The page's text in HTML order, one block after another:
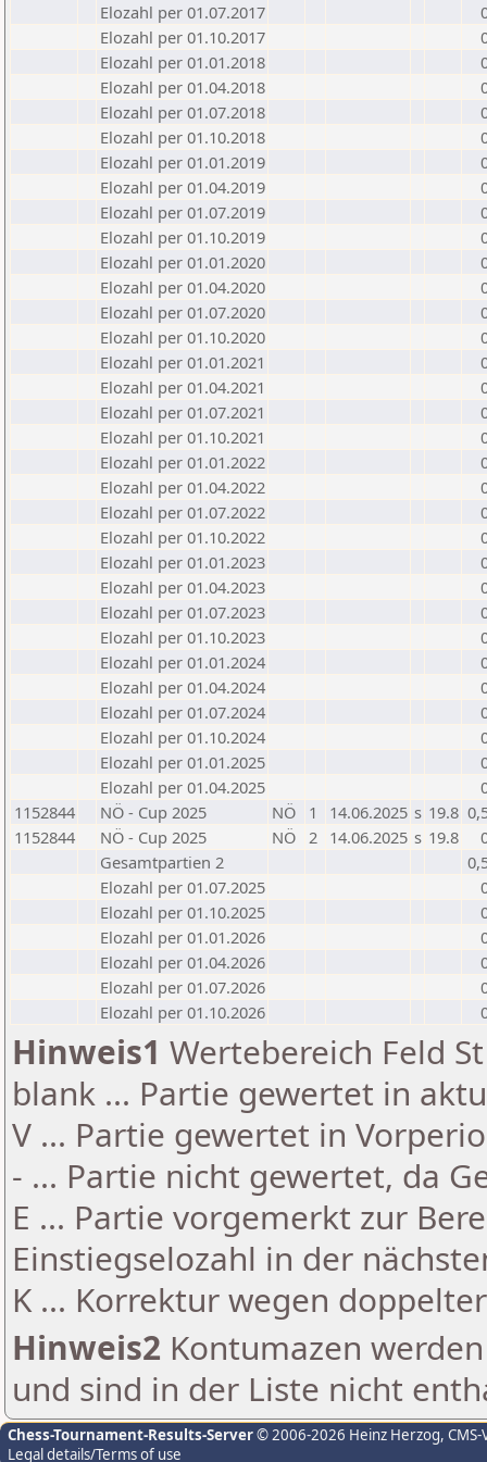
Elozahl per 01.07.2017
Elozahl per 01.10.2017
Elozahl per 01.01.2018
Elozahl per 01.04.2018
Elozahl per 01.07.2018
Elozahl per 01.10.2018
Elozahl per 01.01.2019
Elozahl per 01.04.2019
Elozahl per 01.07.2019
Elozahl per 01.10.2019
Elozahl per 01.01.2020
Elozahl per 01.04.2020
Elozahl per 01.07.2020
Elozahl per 01.10.2020
Elozahl per 01.01.2021
Elozahl per 01.04.2021
Elozahl per 01.07.2021
Elozahl per 01.10.2021
Elozahl per 01.01.2022
Elozahl per 01.04.2022
Elozahl per 01.07.2022
Elozahl per 01.10.2022
Elozahl per 01.01.2023
Elozahl per 01.04.2023
Elozahl per 01.07.2023
Elozahl per 01.10.2023
Elozahl per 01.01.2024
Elozahl per 01.04.2024
Elozahl per 01.07.2024
Elozahl per 01.10.2024
Elozahl per 01.01.2025
Elozahl per 01.04.2025
1152844
NÖ - Cup 2025 NÖ 1 14.06.2025 s 19.8
1152844
NÖ - Cup 2025 NÖ 2 14.06.2025 s 19.8
Gesamtpartien 2
Elozahl per 01.07.2025
Elozahl per 01.10.2025
Elozahl per 01.01.2026
Elozahl per 01.04.2026
Elozahl per 01.07.2026
Elozahl per 01.10.2026
Hinweis1 Wertebereich Feld
blank ... Partie gewertet in
V ... Partie gewertet in
- ... Partie nicht gewertet, da
E ... Partie vorgemerkt zur
Einstiegselozahl in der
K ... Korrektur wegen
Hinweis2 Kontumazen
und sind in der Liste nicht
Chess-Tournament-Results-Server© 2006-2026 Heinz Herzog,
Legal details/Terms of use